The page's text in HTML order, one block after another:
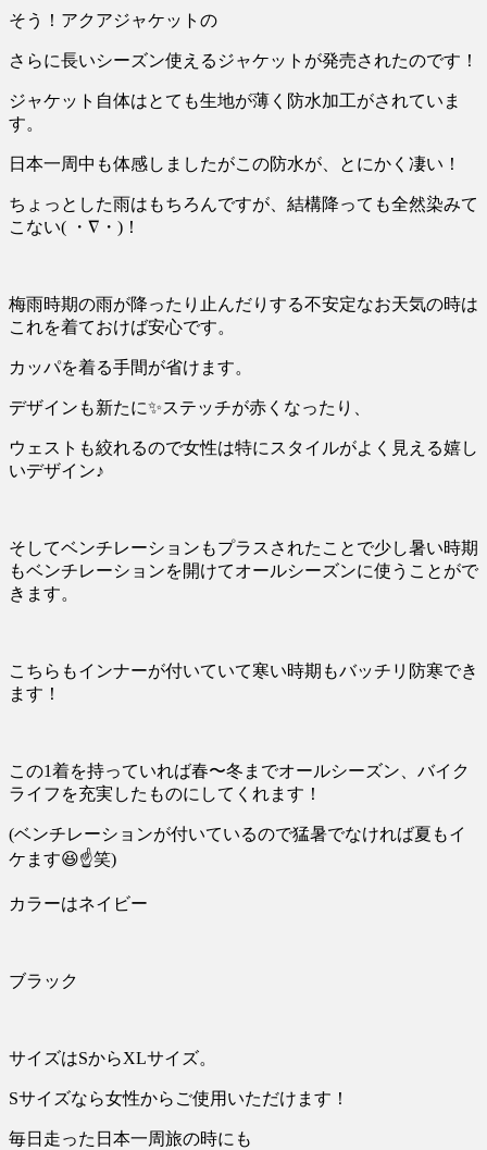
そう！アクアジャケットの
さらに長いシーズン使えるジャケットが発売されたのです！
ジャケット自体はとても生地が薄く防水加工がされていま
す。
日本一周中も体感しましたがこの防水が、とにかく凄い！
ちょっとした雨はもちろんですが、結構降っても全然染みて
こない( ・ ∇ ・ ) ！
梅雨時期の雨が降ったり止んだりする不安定なお天気の時は
これを着ておけば安心です。
カッパを着る手間が省けます。
デザインも新たに✨ステッチが赤くなったり、
ウェストも絞れるので女性は特にスタイルがよく見える嬉し
いデザイン♪
そしてベンチレーションもプラスされたことで少し暑い時期
もベンチレーションを開けてオールシーズンに使うことがで
きます。
こちらもインナーが付いていて寒い時期もバッチリ防寒でき
ます！
この1着を持っていれば春〜冬までオールシーズン、バイク
ライフを充実したものにしてくれます！
(ベンチレーションが付いているので猛暑でなければ夏もイ
ケます😆☝️笑)
カラーはネイビー
ブラック
サイズはSからXLサイズ。
Sサイズなら女性からご使用いただけます！
毎日走った日本一周旅の時にも